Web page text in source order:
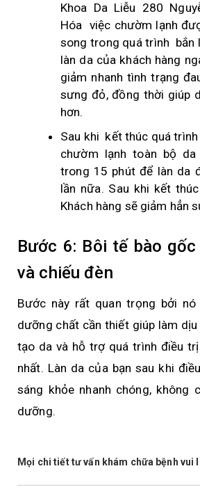
Khoa Da Liễu 280
Hóa việc chườm lạnh
song trong quá trình bắn
làn da của khách hàng
giảm nhanh tình trạng
sưng đỏ, đồng thời giúp
hơn.
Sau khi kết thúc quá
chườm lạnh toàn bộ da
trong 15 phút để làn da
lần nữa. Sau khi kết
Khách hàng sẽ giảm hẳn
Bước 6: Bôi tế bào
và chiếu đèn
Bước này rất quan trọng bởi
dưỡng chất cần thiết giúp làm
tạo da và hỗ trợ quá trình điều
nhất. Làn da của bạn sau khi
sáng khỏe nhanh chóng, không
dưỡng.
Mọi chi tiết tư vấn khám chữa bệnh vui